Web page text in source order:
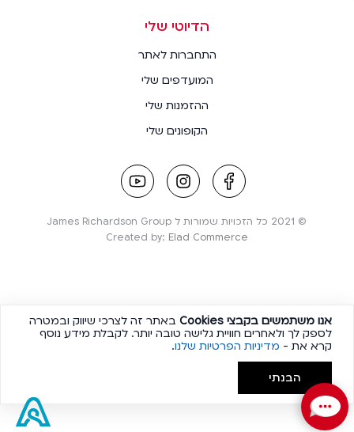
הדיוטי שלי
התחברות לאתר
המועדפים שלי
ההזמנות שלי
הקופונים שלי
facebook
link
instagram
link
© 2021 כל הזכויות שמורות ל James Richardson Group
Created by: Elad Commerce
אנו משתמשים בקבצי Cookies באתר זה לצרכי שיווק ובמטרה
לספק לך ולאחרים חוויית גלישה טובה יותר. לקבלת מידע נוסף
קרא את - מדיניות הפרטיות שלנו.
הבנתי